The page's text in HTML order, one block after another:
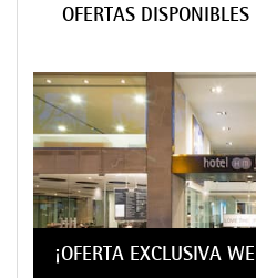
OFERTAS
¡OFERTA EXCLUSIVA